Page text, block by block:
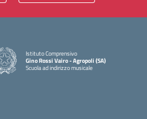
Istituto Comprensivo
Gino Rossi Vairo - Agropoli (SA)
Scuola ad indirizzo musicale